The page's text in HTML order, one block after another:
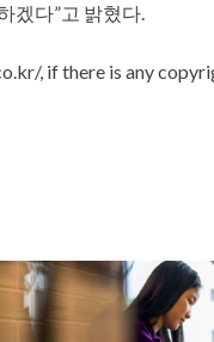
겠다”고 밝혔다.
, if there is any